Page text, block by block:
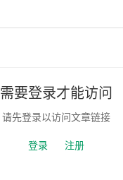
需要登录才能访问
请先登录以访问文章链接
登录 注册